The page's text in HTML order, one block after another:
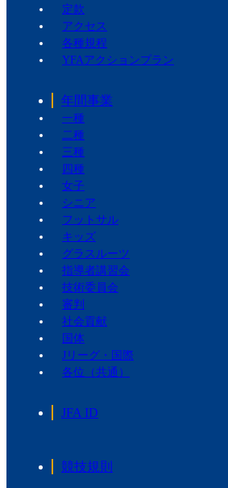
定款
アクセス
各種規程
YFAアクションプラン
年間事業
一種
二種
三種
四種
女子
シニア
フットサル
キッズ
グラスルーツ
指導者講習会
技術委員会
審判
社会貢献
国体
Jリーグ・国際
各位（共通）
JFA ID
競技規則